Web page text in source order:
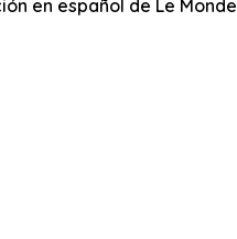
en español de Le Monde